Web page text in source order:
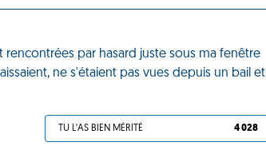
par hasard juste sous ma fenêtre
ne s'étaient pas vues depuis un bail et
TU L'AS BIEN MÉRITÉ 4 028